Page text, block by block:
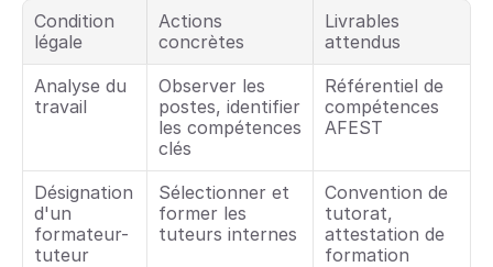
Condition
légale
Actions
concrètes
Livrables
attendus
Analyse du
travail
Observer les
postes, identifier
les compétences
clés
Référentiel de
compétences
AFEST
Désignation
d'un
formateur-
tuteur
Sélectionner et
former les
tuteurs internes
Convention de
tutorat,
attestation de
formation